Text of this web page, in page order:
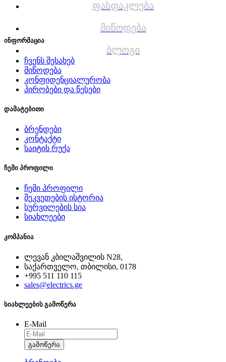
ფასდაკლება
მიწოდება
ბლოგი
ინფორმაცია
ჩვენს შესახებ
მიწოდება
კონფიდენციალურობა
პირობები და წესები
დამატებითი
ბრენდები
კონტაქტი
საიტის რუქა
ჩემი პროფილი
ჩემი პროფილი
შეკვეთების ისტორია
სურვილების სია
სიახლეები
კომპანია
ლევან კბილაშვილის N28,
საქართველო, თბილისი, 0178
+995 511 110 115
sales@electrics.ge
სიახლეების გამოწერა
E-Mail
გამოწერა